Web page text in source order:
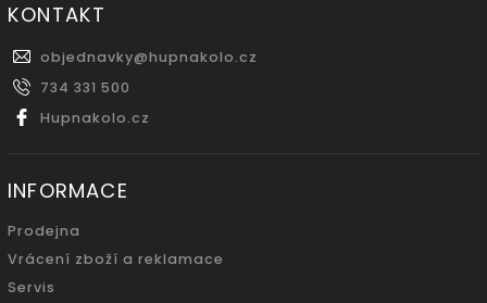
KONTAKT
objednavky@hupnakolo.cz
734 331 500
Hupnakolo.cz
INFORMACE
Prodejna
Vrácení zboží a reklamace
Servis